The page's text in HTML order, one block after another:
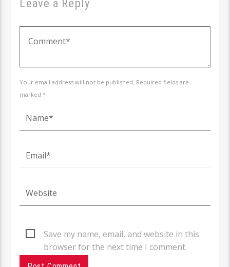
Leave a Reply
Your email address will not be published. Required fields are
marked *
Save my name, email, and website in this
browser for the next time I comment.